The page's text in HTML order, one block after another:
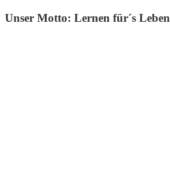
Unser Motto: Lernen für´s Leben